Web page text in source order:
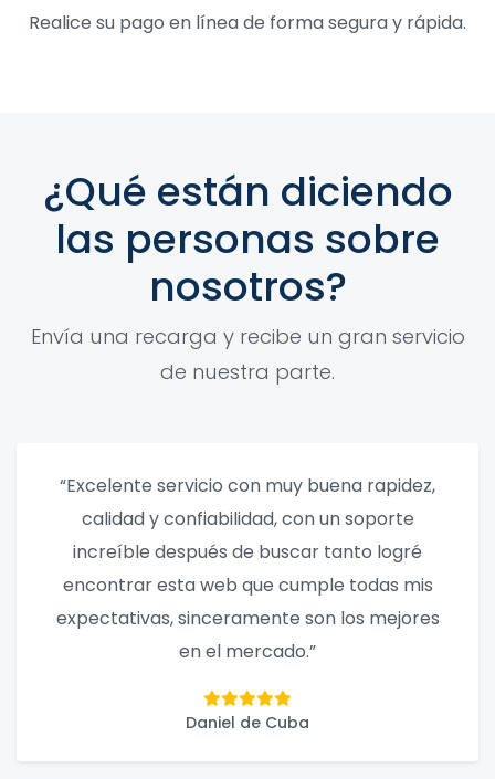
Realice su pago en línea de forma segura y rápida.
¿Qué están diciendo
las personas sobre
nosotros?
Envía una recarga y recibe un gran servicio
de nuestra parte.
“Excelente servicio con muy buena rapidez,
calidad y confiabilidad, con un soporte
increíble después de buscar tanto logré
encontrar esta web que cumple todas mis
expectativas, sinceramente son los mejores
en el mercado.”
Daniel de Cuba